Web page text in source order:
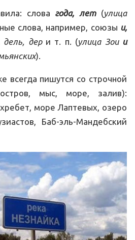
слова года, лет(улица
слова, например, союзы и,
дель, дери т. п. (улица Зои и
).
всегда пишутся со строчной
мыс, море, залив):
море Лаптевых, озеро
Баб-эль-Мандебский